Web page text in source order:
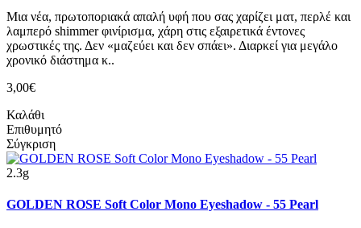
Μια νέα, πρωτοποριακά απαλή υφή που σας χαρίζει ματ, περλέ και
λαμπερό shimmer φινίρισμα, χάρη στις εξαιρετικά έντονες
χρωστικές της. Δεν «μαζεύει και δεν σπάει». Διαρκεί για μεγάλο
χρονικό διάστημα κ..
3,00€
Καλάθι
Επιθυμητό
Σύγκριση
2.3g
GOLDEN ROSE Soft Color Mono Eyeshadow - 55 Pearl